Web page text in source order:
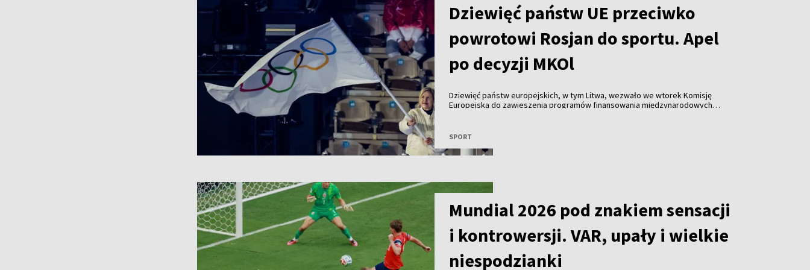
Dziewięć państw UE przeciwko
powrotowi Rosjan do sportu. Apel
po decyzji MKOl
Dziewięć państw europejskich, w tym Litwa, wezwało we wtorek Komisję
Europejską do zawieszenia programów finansowania międzynarodowych
SPORT
Mundial 2026 pod znakiem sensacji
i kontrowersji. VAR, upały i wielkie
niespodzianki